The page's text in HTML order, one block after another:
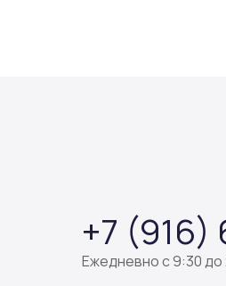
+7 (916)
Ежедневно с 9:30 до